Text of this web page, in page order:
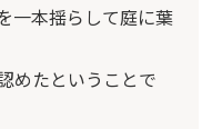
一本揺らして庭に葉
めたということで